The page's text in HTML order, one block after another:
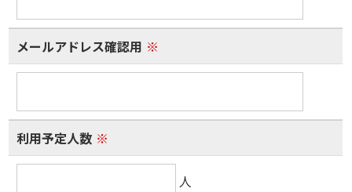
メールアドレス確認用 ※
利用予定人数 ※
人